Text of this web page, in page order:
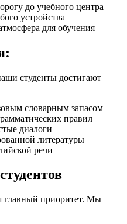
до учебного центра
устройства
для обучения
студенты достигают
словарным запасом
правил
диалоги
литературы
речи
приоритет. Мы